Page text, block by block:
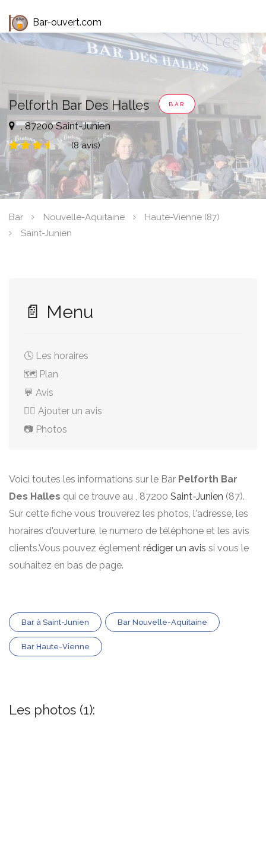
Bar-ouvert.com
Pelforth Bar Des Halles BAR
, 87200 Saint-Junien
(8 avis)
Bar Nouvelle-Aquitaine
Haute-Vienne (87)
Saint-Junien
📄 Menu
🕓 Les horaires
🗺️ Plan
💬 Avis
✍🏻 Ajouter un avis
📷 Photos
Voici toutes les informations sur le Bar Pelforth Bar
Des Halles qui ce trouve au , 87200 Saint-Junien (87).
Sur cette fiche vous trouverez les photos, l'adresse, les
horaires d'ouverture, le numero de téléphone et les avis
clients.Vous pouvez églement rédiger un avis si vous le
souhaitez en bas de page.
Bar à Saint-Junien Bar Nouvelle-Aquitaine
Bar Haute-Vienne
Les photos (1):